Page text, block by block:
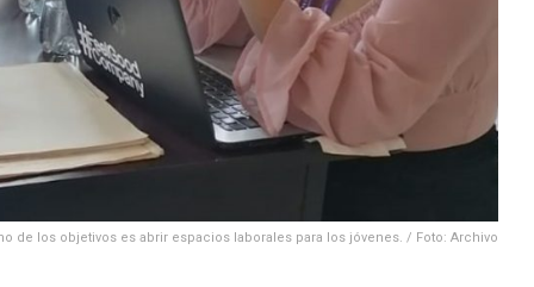
de los objetivos es abrir espacios laborales para los jóvenes. / Foto: Archivo